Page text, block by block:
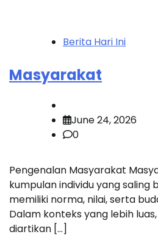
Berita Hari Ini
Masyarakat
June 24, 2026
0
Pengenalan Masyarakat
kumpulan individu yang saling
memiliki norma, nilai, serta
Dalam konteks yang lebih
diartikan […]